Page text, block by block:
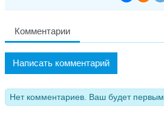
Комментарии
Написать комментарий
Нет комментариев. Ваш будет